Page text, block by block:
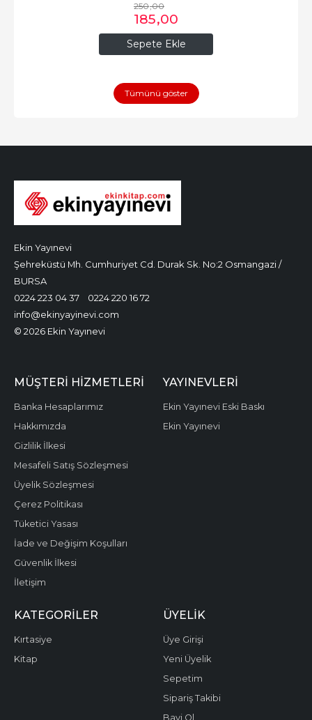
Sepete Ekle
250,00
185,00
Tümünü göster
Ekin Yayınevi
Şehreküstü Mh. Cumhuriyet Cd. Durak Sk. No:2 Osmangazi /
BURSA
0224 223 04 37
0224 220 16 72
info@ekinyayinevi.com
© 2026 Ekin Yayınevi
MÜŞTERI HIZMETLERI
Banka Hesaplarımız
Hakkımızda
Gizlilik İlkesi
Mesafeli Satış Sözleşmesi
Üyelik Sözleşmesi
Çerez Politikası
Tüketici Yasası
İade ve Değişim Koşulları
Güvenlik İlkesi
İletişim
YAYINEVLERI
Ekin Yayınevi Eski Baskı
Ekin Yayınevi
KATEGORILER
Kırtasiye
Kitap
ÜYELIK
Üye Girişi
Yeni Üyelik
Sepetim
Sipariş Takibi
Bayi Ol